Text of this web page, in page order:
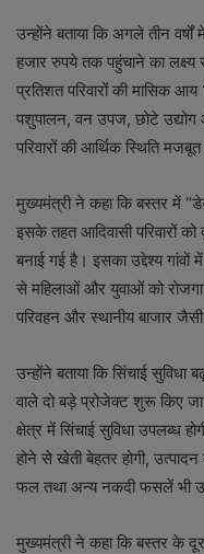
उन्होंने बताया कि अगले तीन
हजार रुपये तक पहुंचाने का
प्रतिशत परिवारों की मासिक
पशुपालन, वन उपज, छोटे उद्योग
परिवारों की आर्थिक स्थिति
मुख्यमंत्री ने कहा कि बस्तर में
इसके तहत आदिवासी परिवारों
बनाई गई है। इसका उद्देश्य
से महिलाओं और युवाओं को
परिवहन और स्थानीय बाजार जैसी
उन्होंने बताया कि सिंचाई
वाले दो बड़े प्रोजेक्ट शुरू किए
क्षेत्र में सिंचाई सुविधा उपलब्ध
होने से खेती बेहतर होगी,
फल तथा अन्य नकदी फसलें भी
मुख्यमंत्री ने कहा कि बस्तर के